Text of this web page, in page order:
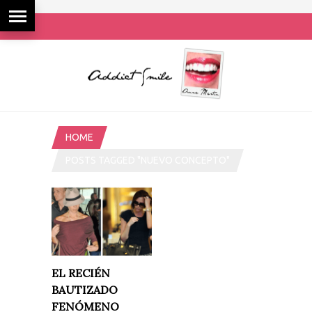
HOME
EL RECIÉN
BAUTIZADO
FENÓMENO